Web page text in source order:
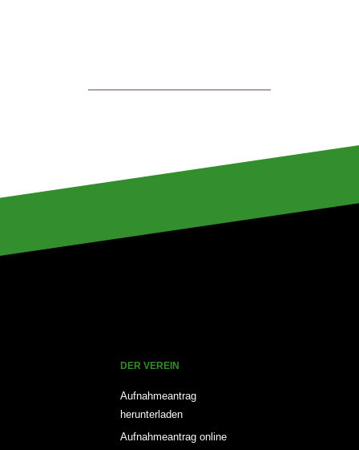
DER VEREIN
Aufnahmeantrag
herunterladen
Aufnahmeantrag online